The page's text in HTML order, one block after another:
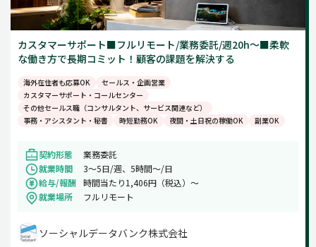
カスタマーサポート■フルリモート/業務委託/週20h～■柔軟
な働き方で長期コミット！顧客の課題を解決する
海外在住者も応募OK
セールス・企画営業
カスタマーサポート・コールセンター
その他セールス職（コンサルタント、サービス関連など）
事務・アシスタント・秘書
時短勤務OK 夜間・土日祝の稼働OK 副業OK
契約形態
業務委託
就業時間
3～5日/週、5時間～/日
給与/報酬 時間当たり1,406円（税込）～
就業場所
フルリモート
ソーシャルデータバンク株式会社